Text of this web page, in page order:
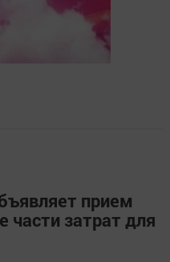
прием
части затрат для